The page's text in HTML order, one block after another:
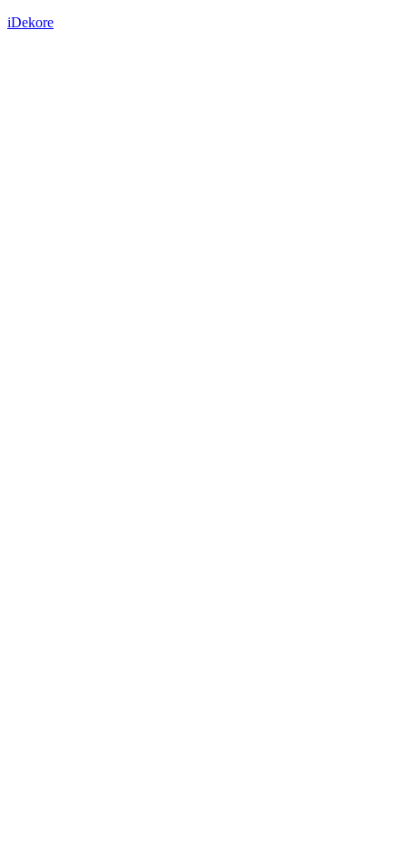
iDekore